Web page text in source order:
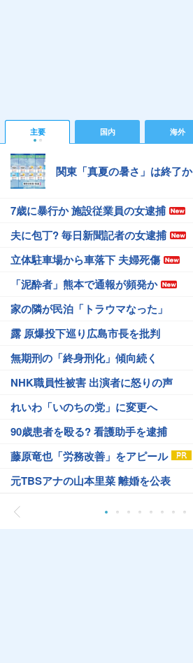
主要 国内 海外
関東「真夏の暑さ」は終了か
7歳に暴行か 施設従業員の女逮捕
夫に包丁? 毎日新聞記者の女逮捕
立体駐車場から車落下 夫婦死傷
「泥酔者」熊本で通報が頻発か
家の隣が民泊「トラウマなった」
露 原爆投下巡り広島市長を批判
無期刑の「終身刑化」傾向続く
NHK職員性被害 出演者に怒りの声
れいわ「いのちの党」に変更へ
90歳患者を殴る? 看護助手を逮捕
藤原竜也「労務改善」をアピール
元TBSアナの山本里菜 離婚を公表